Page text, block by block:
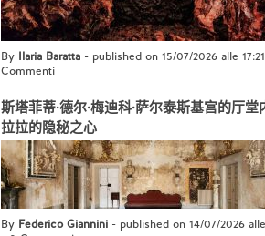
By Ilaria Baratta - published on 15/07/2026 alle
Commenti
斯塔菲蒂·德尔·梅迪科·萨尔泰斯基宫的厅堂
拉拉的隐秘之心
By Federico Giannini - published on 14/07/2026